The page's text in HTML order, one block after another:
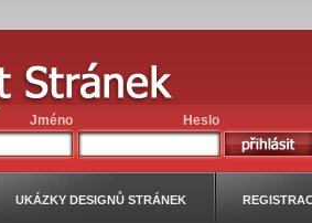
Jméno Heslo
UKÁZKY DESIGNŮ STRÁNEK